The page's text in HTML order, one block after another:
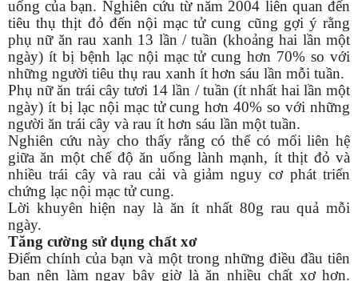
uống của bạn. Nghiên cứu từ năm 2004 liên quan đến
tiêu thụ thịt đỏ đến nội mạc tử cung cũng gợi ý rằng
phụ nữ ăn rau xanh 13 lần / tuần (khoảng hai lần một
ngày) ít bị bệnh lạc nội mạc tử cung hơn 70% so với
những người tiêu thụ rau xanh ít hơn sáu lần mỗi tuần.
Phụ nữ ăn trái cây tươi 14 lần / tuần (ít nhất hai lần một
ngày) ít bị lạc nội mạc tử cung hơn 40% so với những
người ăn trái cây và rau ít hơn sáu lần một tuần.
Nghiên cứu này cho thấy rằng có thể có mối liên hệ
giữa ăn một chế độ ăn uống lành mạnh, ít thịt đỏ và
nhiều trái cây và rau cải và giảm nguy cơ phát triển
chứng lạc nội mạc tử cung.
Lời khuyên hiện nay là ăn ít nhất 80g rau quả mỗi
ngày.
Tăng cường sử dụng chất xơ
Điểm chính của bạn và một trong những điều đầu tiên
bạn nên làm ngay bây giờ là ăn nhiều chất xơ hơn.